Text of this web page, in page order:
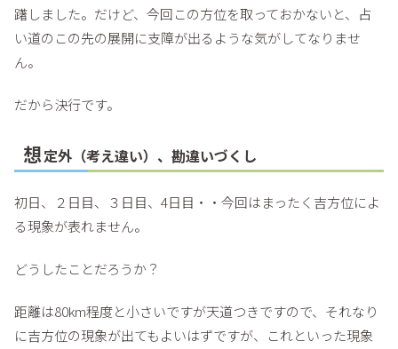
躇しました。だけど、今回この方位を取っておかないと、占
い道のこの先の展開に支障が出るような気がしてなりませ
ん。
だから決行です。
想定外（考え違い）、勘違いづくし
初日、２日目、３日目、4日目・・今回はまったく吉方位によ
る現象が表れません。
どうしたことだろうか？
距離は80km程度と小さいですが天道つきですので、それなり
に吉方位の現象が出てもよいはずですが、これといった現象